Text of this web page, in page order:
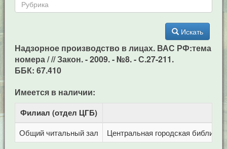
Искать
Надзорное производство в лицах. ВАС РФ:тема
номера / // Закон. - 2009. - №8. - С.27-211.
ББК: 67.410
Имеется в наличии:
Филиал (отдел ЦГБ)
Общий читальный зал Центральная городская